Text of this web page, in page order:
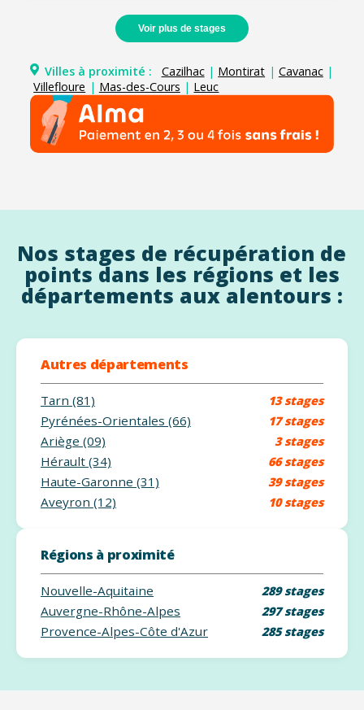
Voir plus de stages
Villes à proximité : Cazilhac | Montirat | Cavanac |
Villefloure | Mas-des-Cours | Leuc
Nos stages de récupération de
points dans les régions et les
départements aux alentours :
Autres départements
Tarn (81) 13 stages
Pyrénées-Orientales (66) 17 stages
Ariège (09) 3 stages
Hérault (34) 66 stages
Haute-Garonne (31) 39 stages
Aveyron (12) 10 stages
Régions à proximité
Nouvelle-Aquitaine 289 stages
Auvergne-Rhône-Alpes 297 stages
Provence-Alpes-Côte d'Azur 285 stages